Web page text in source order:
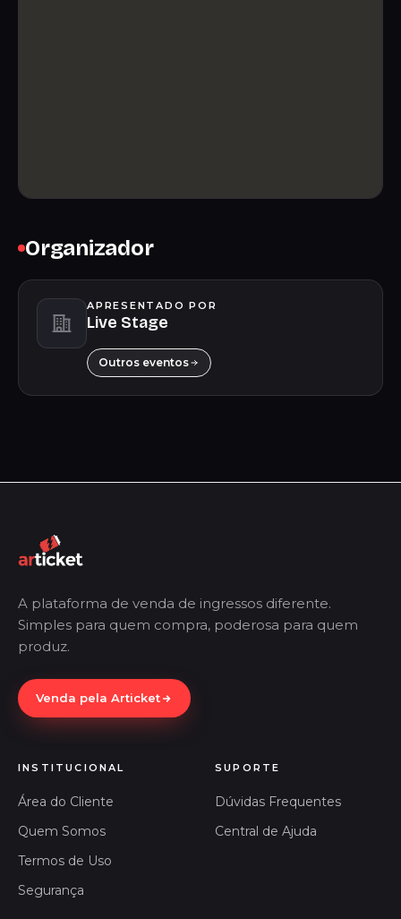
Organizador
APRESENTADO POR
Live Stage
Outros eventos
A plataforma de venda de ingressos diferente.
Simples para quem compra, poderosa para quem
produz.
Venda pela Articket
INSTITUCIONAL
Área do Cliente
Quem Somos
Termos de Uso
Segurança
SUPORTE
Dúvidas Frequentes
Central de Ajuda